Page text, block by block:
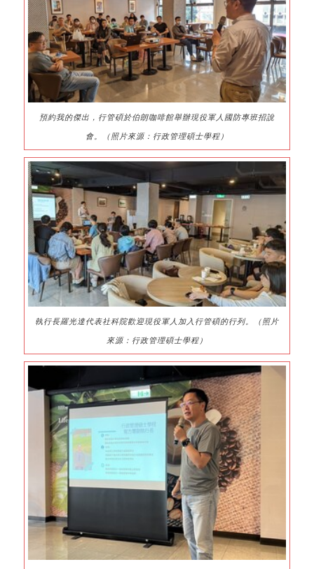
預約我的傑出，行管碩於伯朗咖啡館舉辦現役軍人國防專班招說
會。（照片來源：行政管理碩士學程）
執行長羅光達代表社科院歡迎現役軍人加入行管碩的行列。（照片
來源：行政管理碩士學程）